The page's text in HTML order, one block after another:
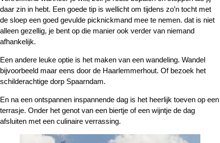
daar zin in hebt. Een goede tip is wellicht om tijdens zo’n tocht met
de sloep een goed gevulde picknickmand mee te nemen. dat is niet
alleen gezellig, je bent op die manier ook verder van niemand
afhankelijk.
Een andere leuke optie is het maken van een wandeling. Wandel
bijvoorbeeld maar eens door de Haarlemmerhout. Of bezoek het
schilderachtige dorp Spaarndam.
En na een ontspannen inspannende dag is het heerlijk toeven op een
terrasje. Onder het genot van een biertje of een wijntje de dag
afsluiten met een culinaire verrassing.